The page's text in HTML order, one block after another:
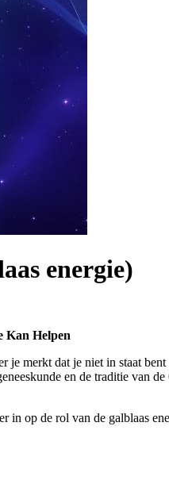
energie)
Kan Helpen
merkt dat je niet in staat
en de traditie van
op de rol van de galblaas